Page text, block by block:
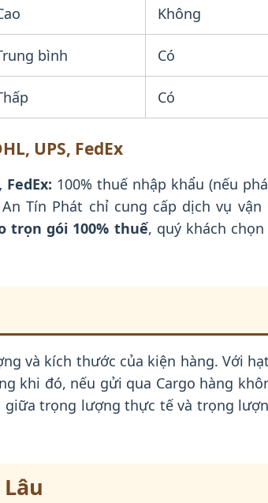
Không
bình Có
Có
UPS, FedEx
100% thuế nhập khẩu (nếu
Tín Phát chỉ cung cấp dịch vụ vận
trọn gói 100% thuế, quý khách
và kích thước của kiện hàng. Với
khi đó, nếu gửi qua Cargo hàng
trọng lượng thực tế và trọng